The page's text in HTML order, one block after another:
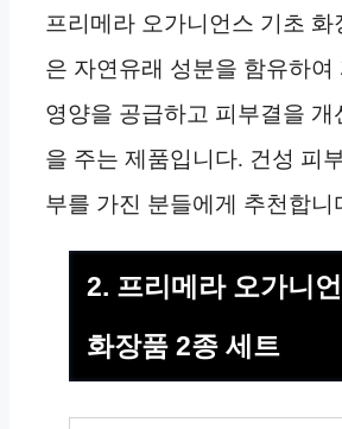
프리메라 오가니언스 기초 화
은 자연유래 성분을 함유하여
영양을 공급하고 피부결을 개
을 주는 제품입니다. 건성 피
부를 가진 분들에게 추천합니
2. 프리메라 오가니
화장품 2종 세트